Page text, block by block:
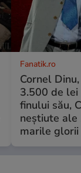
Fanatik.ro
Cornel
3.500 de lei
finului său,
neștiute
marile